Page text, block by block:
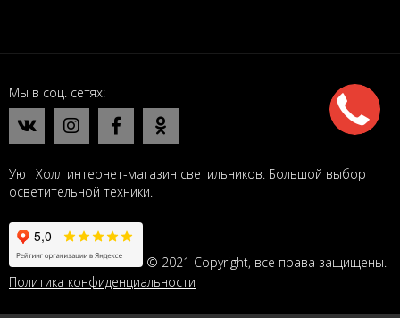
Мы в соц. сетях
Уют Холл интернет-магазин светильников. Большой выбор
осветительной техники.
© 2021 Copyright, все права защищены.
Политика конфиденциальности